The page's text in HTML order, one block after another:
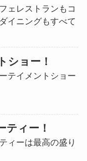
ェレストランもコ
イニングもすべて
ショー！
テイメントショー
ティー！
ィーは最高の盛り